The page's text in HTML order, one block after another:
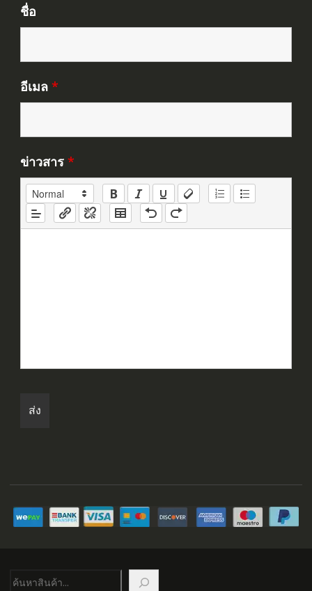
ชื่อ
อีเมล *
ข่าวสาร *